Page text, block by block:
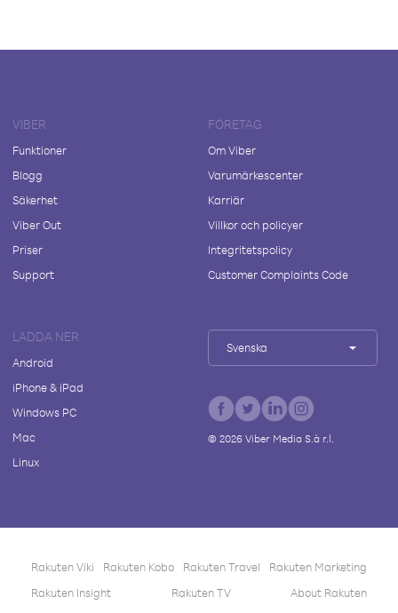
VIBER
Funktioner
Blogg
Säkerhet
Viber Out
Priser
Support
FÖRETAG
Om Viber
Varumärkescenter
Karriär
Villkor och policyer
Integritetspolicy
Customer Complaints Code
LADDA NER
Android
iPhone & iPad
Windows PC
Mac
Linux
Svenska
© 2026Viber Media S.à r.l.
Rakuten Viki Rakuten Kobo Rakuten Travel
Rakuten Marketing
Rakuten Insight
Rakuten TV About Rakuten